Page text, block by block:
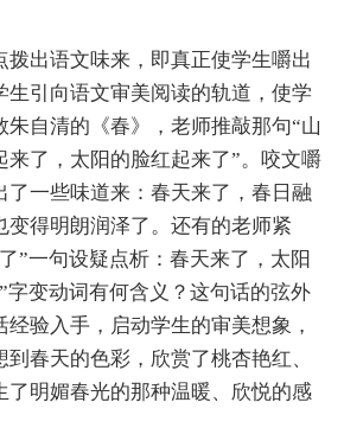
拨出语文味来，即真正使学生嚼出
生引向语文审美阅读的轨道，使学
朱自清的《春》，老师推敲那句“山
来了，太阳的脸红起来了”。咬文嚼
了一些味道来：春天来了，春日融
变得明朗润泽了。还有的老师紧
”一句设疑点析：春天来了，太阳
字变动词有何含义？这句话的弦外
验入手，启动学生的审美想象，
春天的色彩，欣赏了桃杏艳红、
了明媚春光的那种温暖、欣悦的感